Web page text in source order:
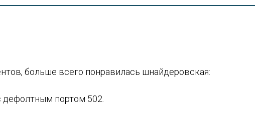
больше всего понравилась шнайдеровская:
дефолтным портом 502.